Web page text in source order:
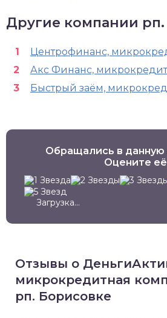
Другие компании
Центрофинанс,
Акс Финанс,
Быстрый заём,
Обращались в данную
Оцените её
Загрузка...
Отзывы о
микрокредитная
рп. Борисовке